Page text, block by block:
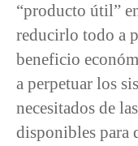
“producto útil”
reducirlo todo a
beneficio
a perpetuar los
necesitados de
disponibles para